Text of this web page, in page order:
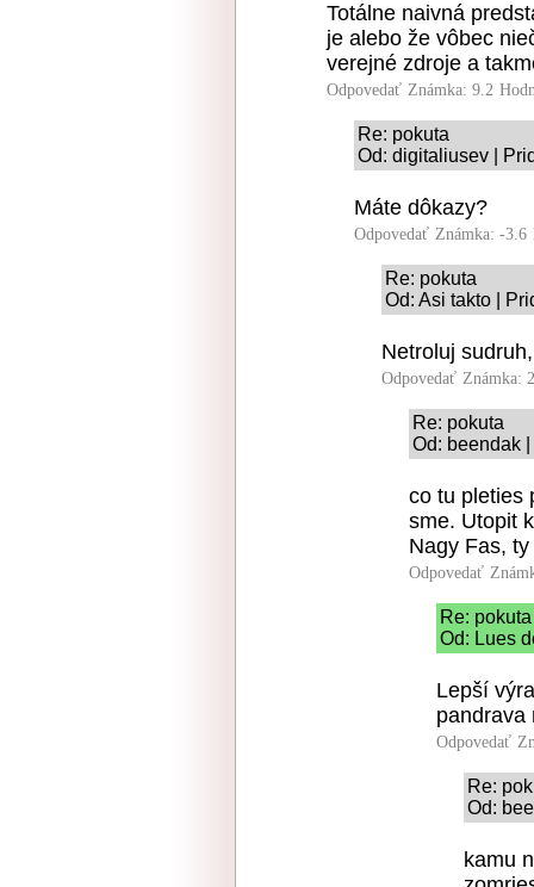
Totálne naivná
je alebo že vôbec
verejné zdroje a
Odpovedať Známka: 9.2
Re: pokuta
Od: digitaliusev |
Máte dôkazy?
Odpovedať Známka: -3.6
Re: pokuta
Od: Asi takto |
Netroluj
Odpovedať Známka:
Re: pokuta
Od: beendak
co tu pleties
sme. Utopit
Nagy Fas,
Odpovedať
Re: pokuta
Od: Lues
Lepší
pandrava
Odpovedať
Re:
Od:
kamu